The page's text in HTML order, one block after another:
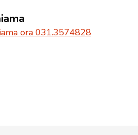
ora 031.3574828